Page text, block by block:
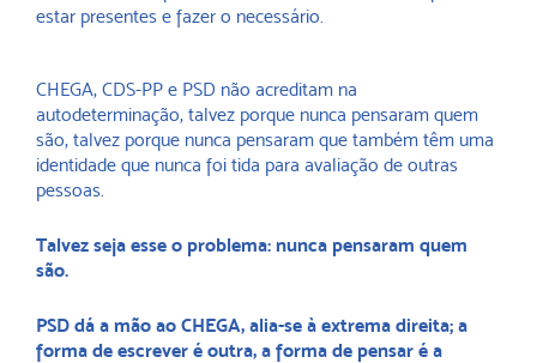
estar presentes e fazer o necessário.
CHEGA, CDS-PP e PSD não acreditam na
autodeterminação, talvez porque nunca pensaram quem
são, talvez porque nunca pensaram que também têm uma
identidade que nunca foi tida para avaliação de outras
pessoas.
Talvez seja esse o problema: nunca pensaram quem
são.
PSD dá a mão ao CHEGA, alia-se à extrema direita; a
forma de escrever é outra, a forma de pensar é a